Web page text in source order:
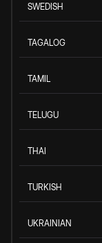
SWEDISH
TAGALOG
TAMIL
TELUGU
THAI
TURKISH
UKRAINIAN